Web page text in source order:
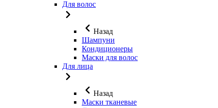
Для волос
Назад
Шампуни
Кондиционеры
Маски для волос
Для лица
Назад
Маски тканевые